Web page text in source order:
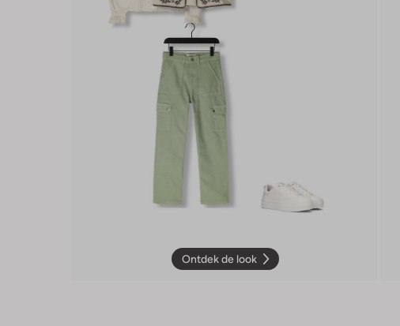
Ontdek de look